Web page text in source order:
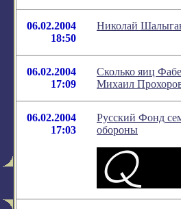
06.02.2004
18:50
Николай
06.02.2004
17:09
Cколько яиц
Михаил
06.02.2004
17:03
Русский Фонд
обороны